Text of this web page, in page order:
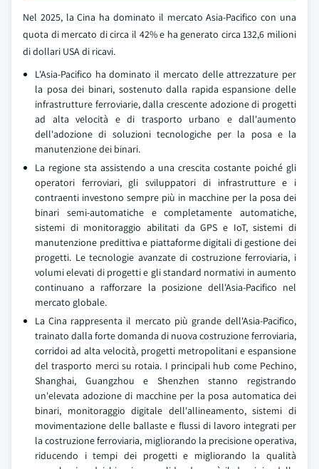
Nel 2025, la Cina ha dominato il mercato Asia-Pacifico con una
quota di mercato di circa il 42% e ha generato circa 132,6 milioni
di dollari USA di ricavi.
L'Asia-Pacifico ha dominato il mercato delle attrezzature per
la posa dei binari, sostenuto dalla rapida espansione delle
infrastrutture ferroviarie, dalla crescente adozione di progetti
ad alta velocità e di trasporto urbano e dall'aumento
dell'adozione di soluzioni tecnologiche per la posa e la
manutenzione dei binari.
La regione sta assistendo a una crescita costante poiché gli
operatori ferroviari, gli sviluppatori di infrastrutture e i
contraenti investono sempre più in macchine per la posa dei
binari semi-automatiche e completamente automatiche,
sistemi di monitoraggio abilitati da GPS e IoT, sistemi di
manutenzione predittiva e piattaforme digitali di gestione dei
progetti. Le tecnologie avanzate di costruzione ferroviaria, i
volumi elevati di progetti e gli standard normativi in aumento
continuano a rafforzare la posizione dell'Asia-Pacifico nel
mercato globale.
La Cina rappresenta il mercato più grande dell'Asia-Pacifico,
trainato dalla forte domanda di nuova costruzione ferroviaria,
corridoi ad alta velocità, progetti metropolitani e espansione
del trasporto merci su rotaia. I principali hub come Pechino,
Shanghai, Guangzhou e Shenzhen stanno registrando
un'elevata adozione di macchine per la posa automatica dei
binari, monitoraggio digitale dell'allineamento, sistemi di
movimentazione delle ballaste e flussi di lavoro integrati per
la costruzione ferroviaria, migliorando la precisione operativa,
riducendo i tempi dei progetti e migliorando la qualità